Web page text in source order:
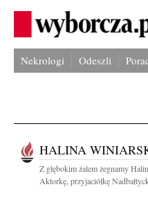
Nekrologi Odeszli
HALINA
Z głębokim żalem żegnamy
Aktorkę, przyjaciółkę